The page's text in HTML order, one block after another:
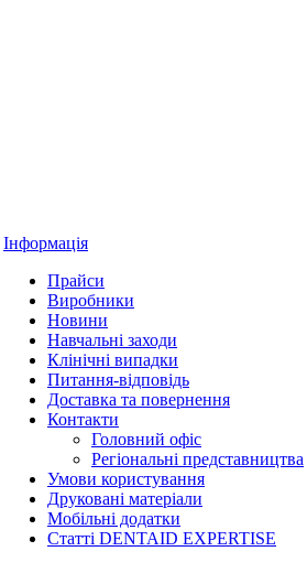
Інформація
Прайси
Виробники
Новини
Навчальні заходи
Клінічні випадки
Питання-відповідь
Доставка та повернення
Контакти
Головний офіс
Регіональні представництва
Умови користування
Друковані матеріали
Мобільні додатки
Статті DENTAID EXPERTISE